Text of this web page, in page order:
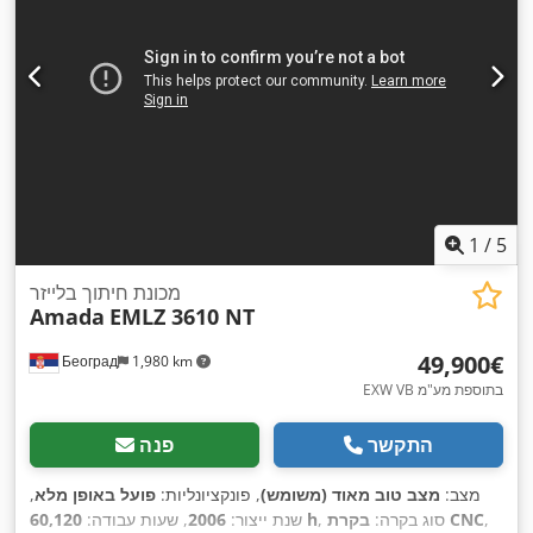
1 / 5
Београд 1,980 km
מכונת חיתוך בלייזר
Amada EMLZ 3610 NT
‏49,900 ‏€
EXW VB בתוספת מע"מ
פנה התקשר
מצב: מצב טוב מאוד (משומש), פונקציונליות: פועל באופן מלא,
שנת ייצור: 2006, שעות עבודה: 60,120 h , סוג בקרה: בקרת CNC,